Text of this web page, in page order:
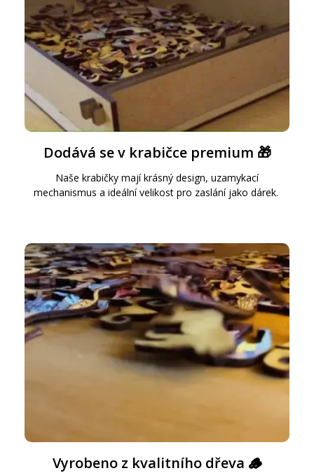
Dodává se v krabičce premium 🎁
Naše krabičky mají krásný design, uzamykací
mechanismus a ideální velikost pro zaslání jako dárek.
Vyrobeno z kvalitního dřeva 🪵